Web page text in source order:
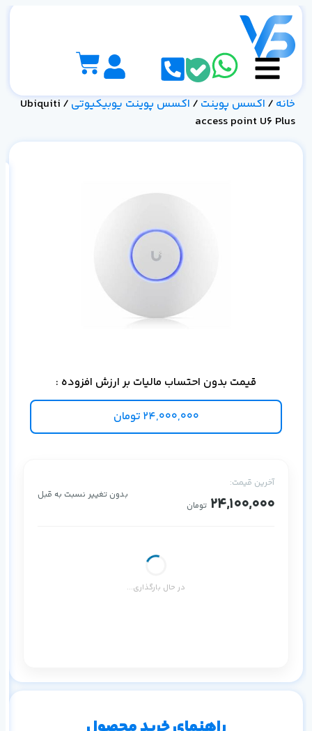
خانه / اکسس پوینت / اکسس پوینت یوبیکیوتی
/ Ubiquiti
access point U6 Plus
قیمت بدون احتساب مالیات بر ارزش افزوده :
24,000,000 تومان
آخرین قیمت:
24,100,000 تومان
بدون تغییر نسبت به قبل
در حال بارگذاری...
۳ ماه ۶ ماه